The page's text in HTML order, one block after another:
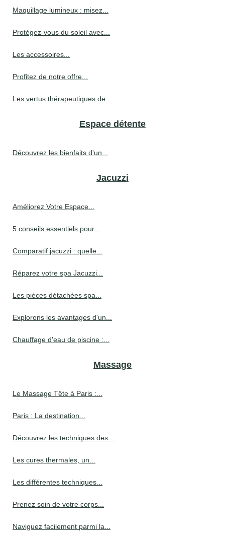
Maquillage lumineux : misez...
Protégez-vous du soleil avec...
Les accessoires...
Profitez de notre offre...
Les vertus thérapeutiques de...
Espace détente
Découvrez les bienfaits d'un...
Jacuzzi
Améliorez Votre Espace...
5 conseils essentiels pour...
Comparatif jacuzzi : quelle...
Réparez votre spa Jacuzzi...
Les pièces détachées spa...
Explorons les avantages d'un...
Chauffage d'eau de piscine :...
Massage
Le Massage Tête à Paris :...
Paris : La destination...
Découvrez les techniques des...
Les cures thermales, un...
Les différentes techniques...
Prenez soin de votre corps...
Naviguez facilement parmi la...